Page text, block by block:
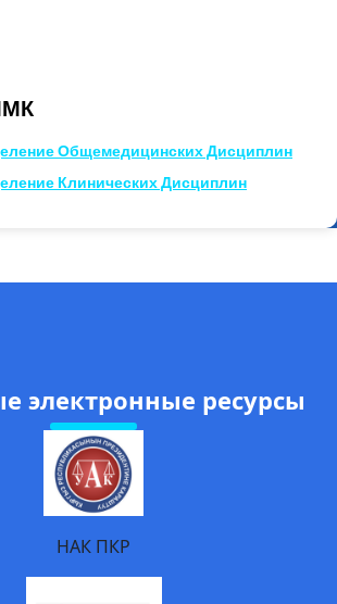
Общемедицинских Дисциплин
Клинических Дисциплин
электронные ресурсы
НАК ПКР